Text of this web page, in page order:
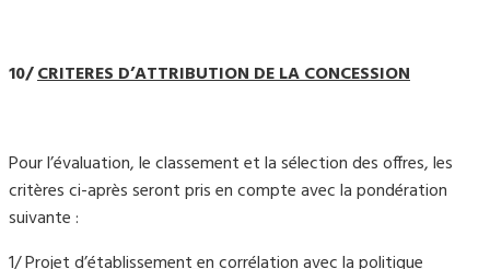
10/CRITERES D’ATTRIBUTION DE LA CONCESSION
Pour l’évaluation, le classement et la sélection des offres, les
critères ci-après seront pris en compte avec la pondération
suivante :
1/Projet d’établissement en corrélation avec la politique